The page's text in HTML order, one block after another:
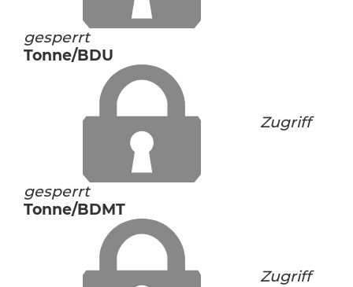
gesperrt
Tonne/BDU
Zugriff
gesperrt
Tonne/BDMT
Zugriff